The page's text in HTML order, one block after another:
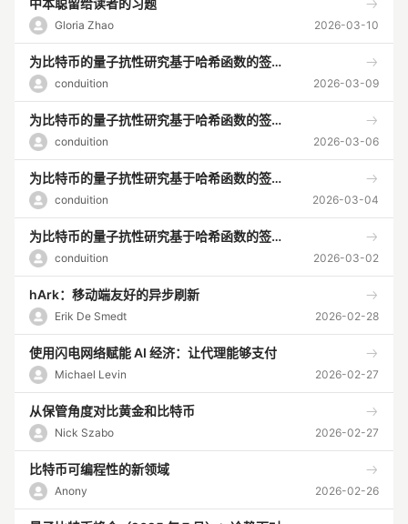
中本聪留给读者的习题
Gloria Zhao 2026-03-10
为比特币的量子抗性研究基于哈希函数的签名方案（四）
conduition 2026-03-09
为比特币的量子抗性研究基于哈希函数的签名方案（三）
conduition 2026-03-06
为比特币的量子抗性研究基于哈希函数的签名方案（二）
conduition 2026-03-04
为比特币的量子抗性研究基于哈希函数的签名方案（一）
conduition 2026-03-02
hArk：移动端友好的异步刷新
Erik De Smedt 2026-02-28
使用闪电网络赋能 AI 经济：让代理能够支付
Michael Levin 2026-02-27
从保管角度对比黄金和比特币
Nick Szabo 2026-02-27
比特币可编程性的新领域
Anony 2026-02-26